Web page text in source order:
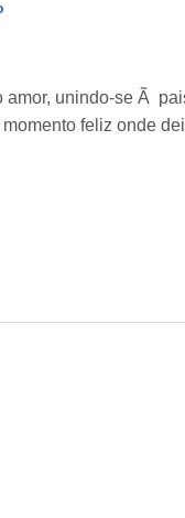
unindo-se Ã
feliz onde